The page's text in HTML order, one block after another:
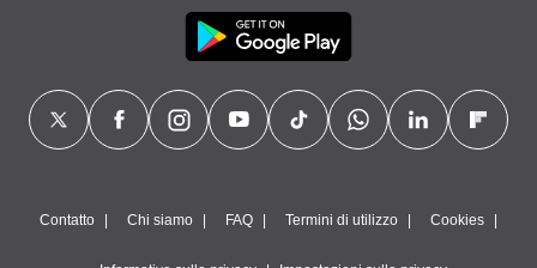
Contatto Chi siamo FAQ Termini di utilizzo Cookies